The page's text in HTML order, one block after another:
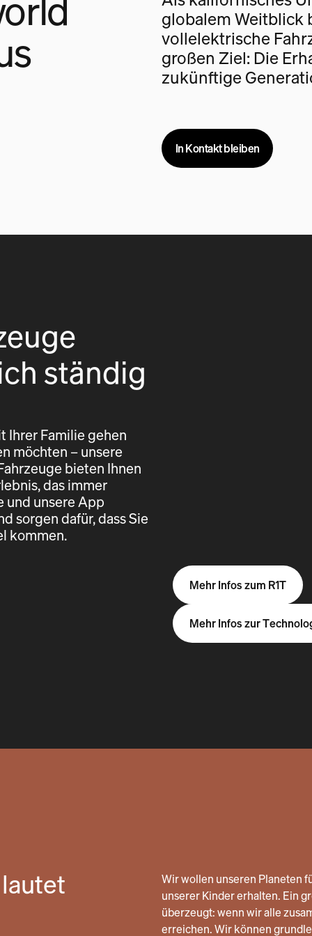
globalem Weitblick
vollelektrische
großen Ziel: Die
zukünftige
In Kontakt bleiben
ständig
Ihrer Familie gehen
möchten – unsere
bieten Ihnen
das immer
und unsere App
sorgen dafür, dass Sie
kommen.
Mehr Infos zum R1T
Mehr Infos zur
Wir wollen unseren Planeten
unserer Kinder erhalten. Ein
überzeugt: wenn wir alle
erreichen. Wir können